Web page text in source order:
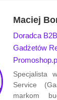
Maciej
Doradca
Gadżetów
Specjalista
Service
markom